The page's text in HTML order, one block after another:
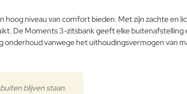
niveau van comfort bieden. Met zijn zachte en
De Moments 3-zitsbank geeft elke
vanwege het uithoudingsvermogen van
blijven staan.